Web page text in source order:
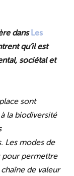
dans Les
qu’il est
sociétal et
sont
la biodiversité
Les modes de
pour permettre
de valeur